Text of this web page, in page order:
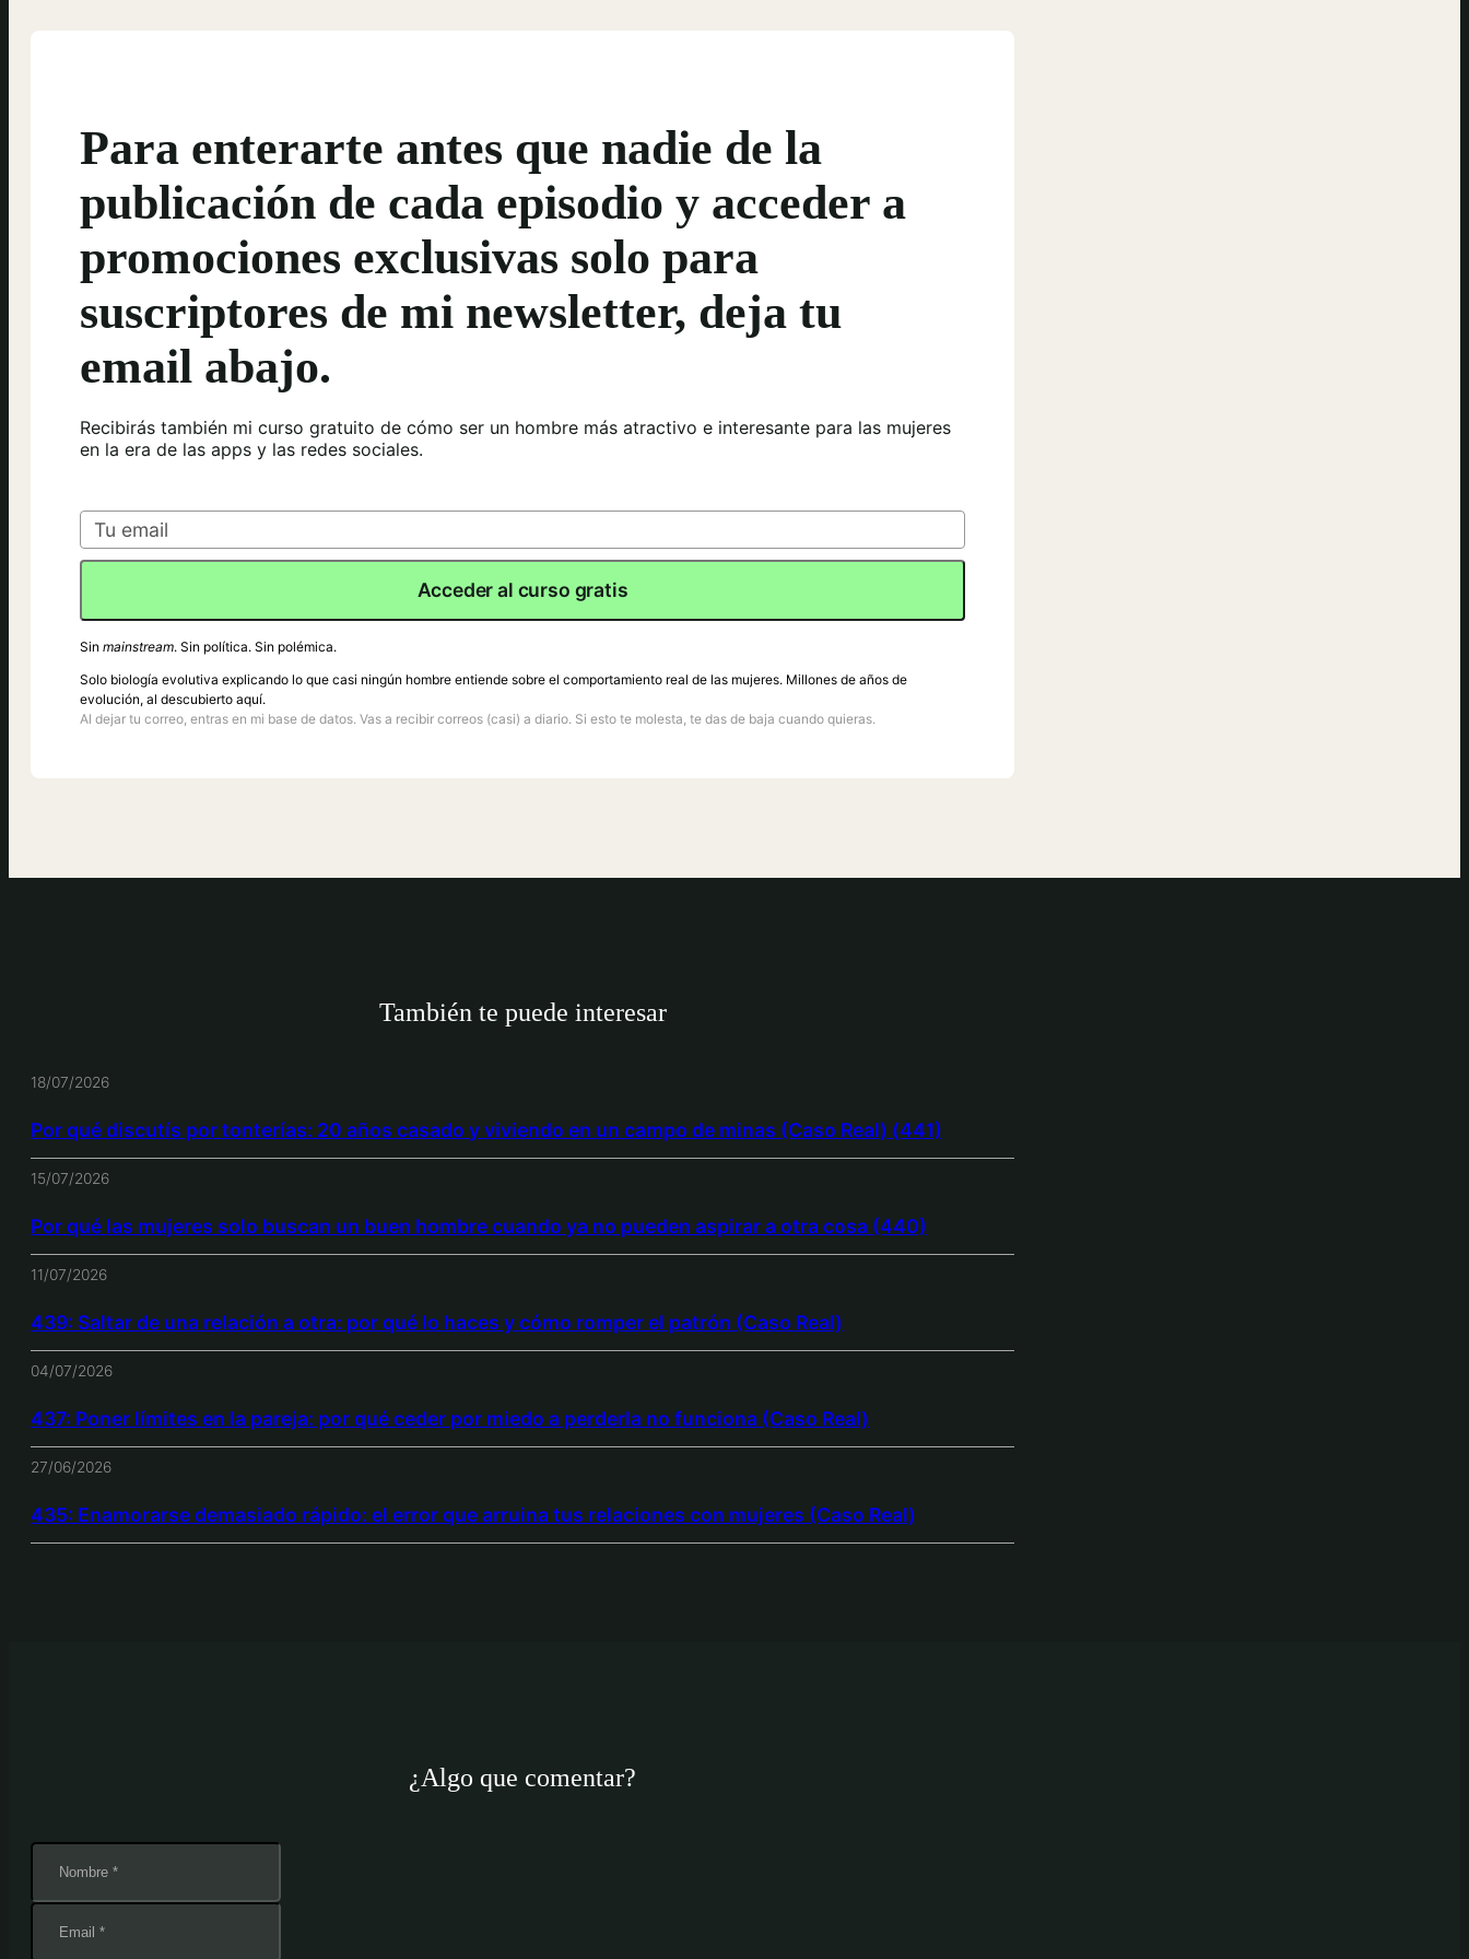
Para enterarte antes que nadie de la
publicación de cada episodio y acceder a
promociones exclusivas solo para
suscriptores de mi newsletter, deja tu
email abajo.
Recibirás también mi curso gratuito de cómo ser un hombre más atractivo e interesante para las mujeres
en la era de las apps y las redes sociales.
Acceder al curso gratis
Sinmainstream. Sin política. Sin polémica.
Solo biología evolutiva explicando lo que casi ningún hombre entiende sobre el comportamiento real de las mujeres. Millones de años de
evolución, al descubierto aquí.
Al dejar tu correo, entras en mi base de datos. Vas a recibir correos (casi) a diario. Si esto te molesta, te das de baja cuando quieras.
También te puede interesar
18/07/2026
Por qué discutís por tonterías: 20 años casado y viviendo en un campo de minas (Caso Real) (441)
15/07/2026
Por qué las mujeres solo buscan un buen hombre cuando ya no pueden aspirar a otra cosa (440)
11/07/2026
439: Saltar de una relación a otra: por qué lo haces y cómo romper el patrón (Caso Real)
04/07/2026
437: Poner límites en la pareja: por qué ceder por miedo a perderla no funciona (Caso Real)
27/06/2026
435: Enamorarse demasiado rápido: el error que arruina tus relaciones con mujeres (Caso Real)
¿Algo que comentar?